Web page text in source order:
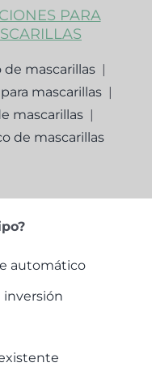
PARA
mascarillas|
mascarillas|
mascarillas |
de mascarillas
automático
inversión